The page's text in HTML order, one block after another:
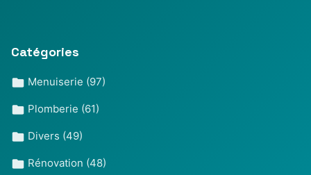
Catégories
Menuiserie (97)
Plomberie (61)
Divers (49)
Rénovation (48)